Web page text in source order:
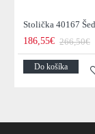
Stolička 40167
186,55€ 266,50€
Do košíka